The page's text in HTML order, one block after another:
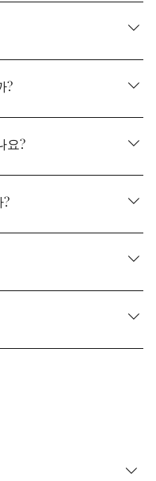
영·후 촬영뿐만 아니라,
한 기념일의 촬영을 많
도 변하지 않습니다.
?
수 있습니다. 방문하는
은 헤어 메이크업 시간
요?
착을 받고 있습니다만,
도 있으므로, 전화로 문
입니다.
, 내금으로서 10,000엔
금을 촬영 당일에 정산
드 지급' 중 하나로 받습